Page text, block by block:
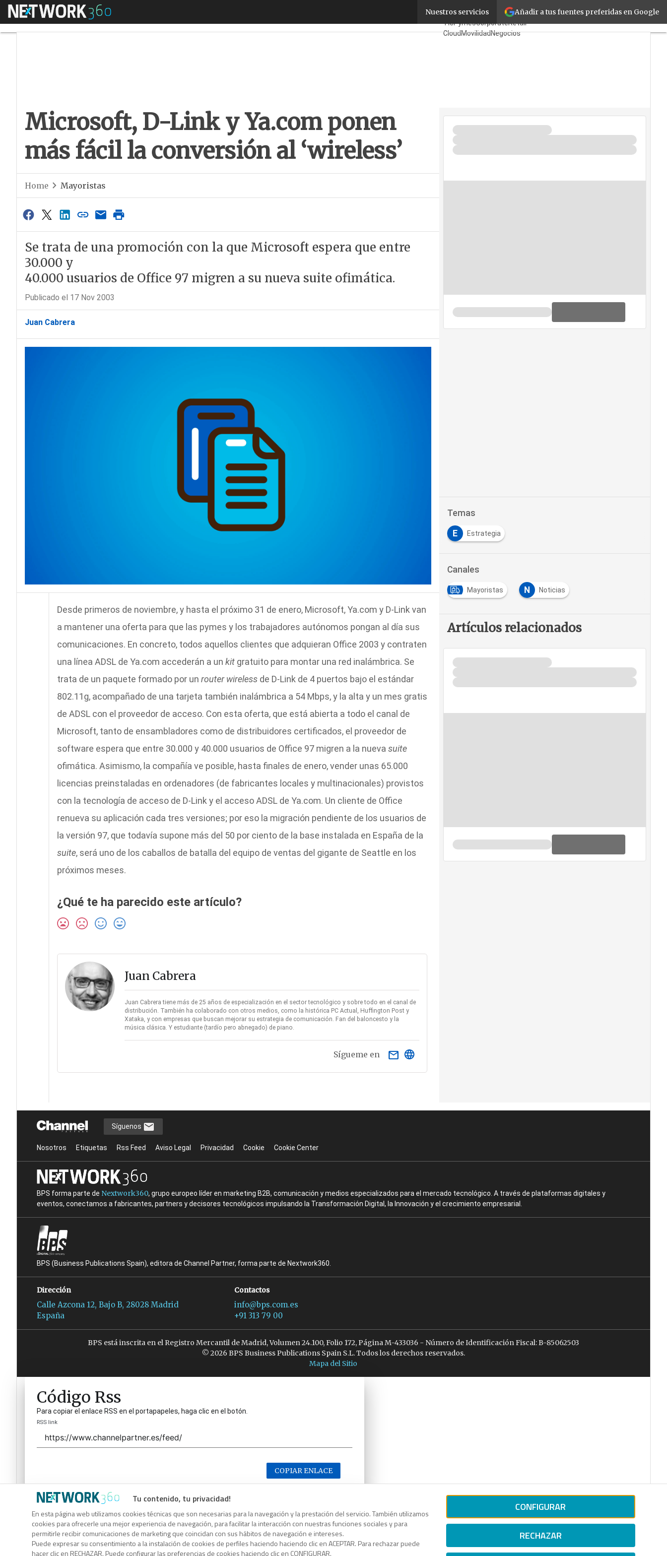
Añadir a tus fuentes preferidas en Google
Nuestros servicios
Menú Microsoft, D-Link y Ya.com ponen más fácil la conversión al ‘wireless’FabricantesMayoristas
TicPymesCorporateRetail
CloudMovilidadNegocios
Microsoft, D-Link y Ya.com ponen
más fácil la conversión al ‘wireless’
Home Mayoristas
Se trata de una promoción con la que Microsoft espera que entre
30.000 y
40.000 usuarios de Office 97 migren a su nueva suite ofimática.
Publicado el 17 Nov 2003
Juan Cabrera
Desde primeros de noviembre, y hasta el próximo 31 de enero, Microsoft, Ya.com y D-Link van
a mantener una oferta para que las pymes y los trabajadores autónomos pongan al día sus
comunicaciones. En concreto, todos aquellos clientes que adquieran Office 2003 y contraten
una línea ADSL de Ya.com accederán a un kitgratuito para montar una red inalámbrica. Se
trata de un paquete formado por un router wirelessde D-Link de 4 puertos bajo el estándar
802.11g, acompañado de una tarjeta también inalámbrica a 54 Mbps, y la alta y un mes gratis
de ADSL con el proveedor de acceso. Con esta oferta, que está abierta a todo el canal de
Microsoft, tanto de ensambladores como de distribuidores certificados, el proveedor de
software espera que entre 30.000 y 40.000 usuarios de Office 97 migren a la nueva suite
ofimática. Asimismo, la compañía ve posible, hasta finales de enero, vender unas 65.000
licencias preinstaladas en ordenadores (de fabricantes locales y multinacionales) provistos
con la tecnología de acceso de D-Link y el acceso ADSL de Ya.com. Un cliente de Office
renueva su aplicación cada tres versiones; por eso la migración pendiente de los usuarios de
la versión 97, que todavía supone más del 50 por ciento de la base instalada en España de la
suite, será uno de los caballos de batalla del equipo de ventas del gigante de Seattle en los
próximos meses.
¿Qué te ha parecido este artículo?
Juan Cabrera
Juan Cabrera tiene más de 25 años de especialización en el sector tecnológico y sobre todo en el canal de
distribución. También ha colaborado con otros medios, como la histórica PC Actual, Huffington Post y
Xataka, y con empresas que buscan mejorar su estrategia de comunicación. Fan del baloncesto y la
música clásica. Y estudiante (tardío pero abnegado) de piano.
email
Sígueme en
Temas
E Estrategia
Canales
Mayoristas N Noticias
Artículos relacionados
Tu contenido, tu privacidad!
En esta página web utilizamos cookies técnicas que son necesarias para la navegación y la prestación del servicio. También utilizamos
cookies para ofrecerle una mejor experiencia de navegación, para facilitar la interacción con nuestras funciones sociales y para
permitirle recibir comunicaciones de marketing que coincidan con sus hábitos de navegación e intereses.
Puede expresar su consentimiento a la instalación de cookies de perfiles haciendo haciendo clic en ACEPTAR. Para rechazar puede
hacer clic en RECHAZAR. Puede configurar las preferencias de cookies haciendo clic en CONFIGURAR.
CONFIGURAR
RECHAZAR
Síguenos
Nosotros Etiquetas Rss Feed Aviso Legal Privacidad Cookie Cookie Center
BPS forma parte de Nextwork360, grupo europeo líder en marketing B2B, comunicación y medios especializados para el mercado tecnológico. A través de plataformas digitales y
eventos, conectamos a fabricantes, partners y decisores tecnológicos impulsando la Transformación Digital, la Innovación y el crecimiento empresarial.
BPS (Business Publications Spain), editora de Channel Partner, forma parte de Nextwork360.
Dirección
Calle Azcona 12, Bajo B, 28028 Madrid
España
Contactos
info@bps.com.es
+91 313 79 00
BPS está inscrita en el Registro Mercantil de Madrid, Volumen 24.100, Folio 172, Página M-433036 - Número de Identificación Fiscal: B-85062503
© 2026 BPS Business Publications Spain S.L. Todos los derechos reservados.
Mapa del Sitio
Código Rss
Para copiar el enlace RSS en el portapapeles, haga clic en el botón.
RSS link
COPIAR ENLACE
Código Rss
Para copiar el enlace RSS en el portapapeles, haga clic en el botón.